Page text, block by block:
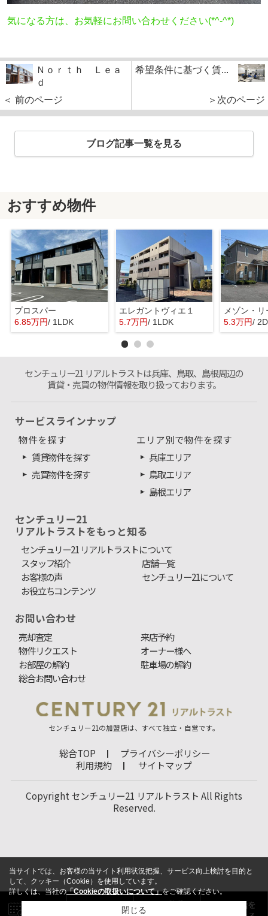
気になる方は、お気軽にお問い合わせください(*^-^*)
Ｎｏｒｔｈ Ｌｅａ
ｄ
＜ 前のページ
希望条件に基づく賃...
＞次のページ
ブログ記事一覧を見る
おすすめ物件
プロスパー
6.85万円/ 1LDK
エレガントヴィエ１
5.7万円/ 1LDK
メゾン・
5.3万円/
センチュリー21 リアルトラストは兵庫、鳥取、島根周辺の
賃貸・売買の物件情報を取り扱っております。
サービスラインナップ
物件を探す
賃貸物件を探す
売買物件を探す
エリア別で物件を探す
兵庫エリア
鳥取エリア
島根エリア
センチュリー21
リアルトラストをもっと知る
センチュリー21 リアルトラストについて
スタッフ紹介
店舗一覧
お客様の声
センチュリー21について
お役立ちコンテンツ
お問い合わせ
売却査定
来店予約
物件リクエスト
オーナー様へ
お部屋の解約
駐車場の解約
総合お問い合わせ
センチュリー21の加盟店は、すべて独立・自営です。
総合TOP
プライバシーポリシー
利用規約
サイトマップ
Copyright センチュリー21 リアルトラスト All Rights
Reserved.
当サイトでは、お客様の当サイト利用状況把握、サービス向上検討を目的と
して、クッキー（Cookie）を使用しています。
詳しくは、当社の「Cookieの取扱いについて」をご確認ください。
閉じる